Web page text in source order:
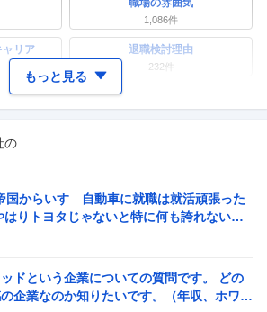
職場の雰囲気
1,086件
ャリア 退職検討理由
232件
ンス 女性の活躍・働きやすさ
入社理由・入社後ギャップ
321件
チコミ
116件
もっと見る
の
国からいすゞ自動車に就職は就活頑張った
はりトヨタじゃないと特に何も誇れないで
...
ドという企業についての質問です。 どの
企業なのか知りたいです。（年収、ホワイ